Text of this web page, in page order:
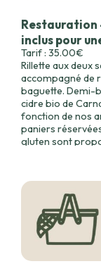
Restauration
inclus pour
Tarif : 35.00€
Rillette aux deux
accompagné de
baguette. Demi-
cidre bio de
fonction de nos
paniers
gluten sont